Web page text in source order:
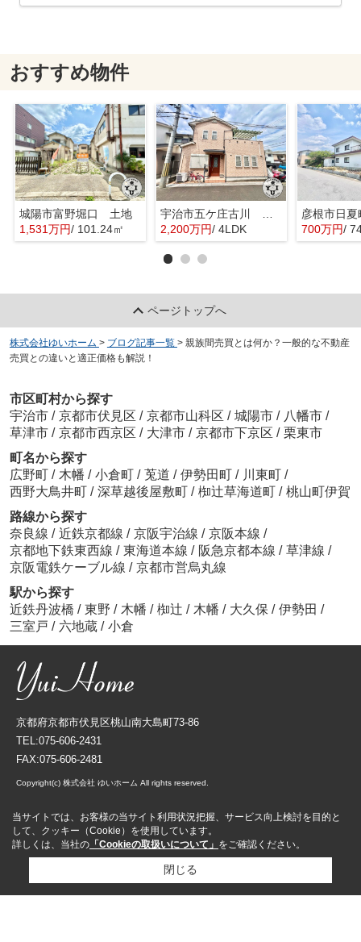
おすすめ物件
城陽市富野堀口 土地
1,531万円/ 101.24㎡
2,200万円/ 4LDK
彦根市日
700万円/
ページトップへ
株式会社ゆいホーム > ブログ記事一覧 > 親族間売買とは何か？一般的な不動産
売買との違いと適正価格も解説！
市区町村から探す
宇治市 / 京都市伏見区 / 京都市山科区 / 城陽市 / 八幡市 /
草津市 / 京都市西京区 / 大津市 / 京都市下京区 / 栗東市
町名から探す
広野町 / 木幡 / 小倉町 / 莵道 / 伊勢田町 / 川東町 /
西野大鳥井町 / 深草越後屋敷町 / 椥辻草海道町 / 桃山町伊賀
路線から探す
奈良線 / 近鉄京都線 / 京阪宇治線 / 京阪本線 /
京都地下鉄東西線 / 東海道本線 / 阪急京都本線 / 草津線 /
京阪電鉄ケーブル線 / 京都市営烏丸線
駅から探す
近鉄丹波橋 / 東野 / 木幡 / 椥辻 / 木幡 / 大久保 / 伊勢田 /
三室戸 / 六地蔵 / 小倉
京都府京都市伏見区桃山南大島町73-86
TEL:075-606-2431
FAX:075-606-2481
Copyright(c) 株式会社 ゆいホーム All rights reserved.
当サイトでは、お客様の当サイト利用状況把握、サービス向上検討を目的と
して、クッキー（Cookie）を使用しています。
詳しくは、当社の 「Cookieの取扱いについて」 をご確認ください。
閉じる